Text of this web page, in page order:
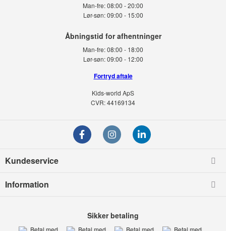
Man-fre:08:00 - 20:00
Lør-søn: 09:00 - 15:00
Man-fre:08:00 - 18:00
Lør-søn:09:00 - 12:00
Fortryd aftale
Kids-world ApS
CVR: 44169134
Kundeservice
Information
Sikker betaling